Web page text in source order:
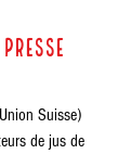
Suisse)
de jus de